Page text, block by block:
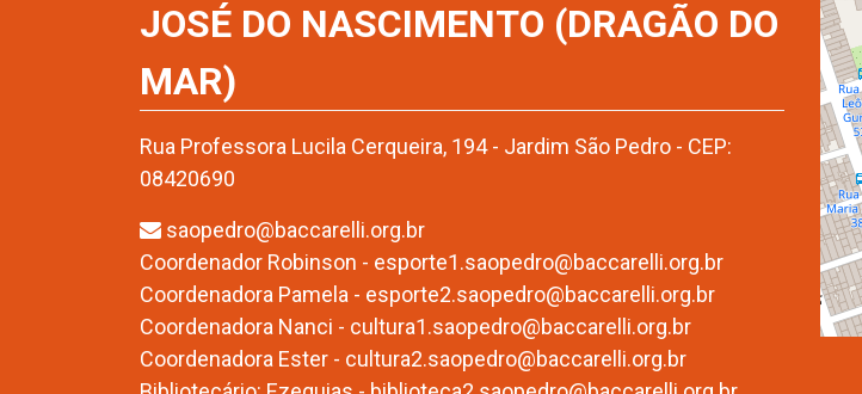
JOSÉ DO NASCIMENTO (DRAGÃO DO
MAR)
Rua Professora Lucila Cerqueira, 194 - Jardim São Pedro - CEP:
08420690
saopedro@baccarelli.org.br
Coordenador Robinson - esporte1.saopedro@baccarelli.org.br
Coordenadora Pamela - esporte2.saopedro@baccarelli.org.br
Coordenadora Nanci - cultura1.saopedro@baccarelli.org.br
Coordenadora Ester - cultura2.saopedro@baccarelli.org.br